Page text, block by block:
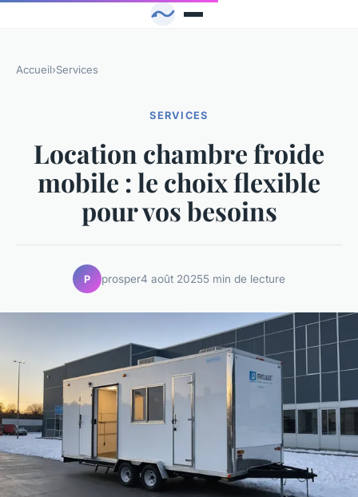
Accueil›Services
SERVICES
Location chambre froide
mobile : le choix flexible
pour vos besoins
P prosper4 août 20255 min de lecture